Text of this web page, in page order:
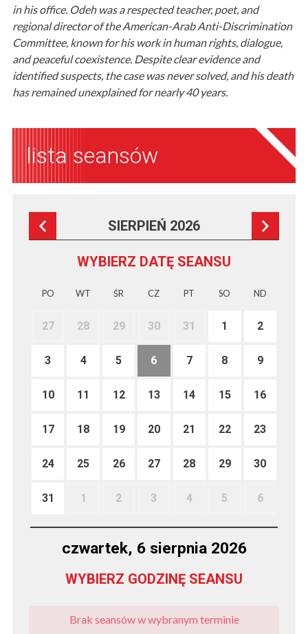
in his office. Odeh was a respected teacher, poet, and
regional director of the American-Arab Anti-Discrimination
Committee, known for his work in human rights, dialogue,
and peaceful coexistence. Despite clear evidence and
identified suspects, the case was never solved, and his death
has remained unexplained for nearly 40 years.
lista seansów
SIERPIEŃ 2026
WYBIERZ DATĘ SEANSU
PO WT ŚR CZ PT SO ND
27 28 29 30 31 1 2
3 4 5 6 7 8 9
10 11 12 13 14 15 16
17 18 19 20 21 22 23
24 25 26 27 28 29 30
31 1 2 3 4 5 6
czwartek, 6 sierpnia 2026
WYBIERZ GODZINĘ SEANSU
Brak seansów w wybranym terminie